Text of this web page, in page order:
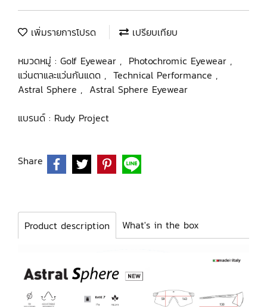
เพิ่มรายการโปรด
เปรียบเทียบ
หมวดหมู่ : Golf Eyewear , Photochromic Eyewear ,
แว่นตาและแว่นกันแดด , Technical Performance ,
Astral Sphere , Astral Sphere Eyewear
แบรนด์ : Rudy Project
Share
Product description What's in the box